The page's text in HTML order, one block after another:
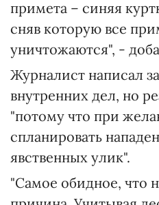
примета – синяя
сняв которую все
уничтожаются", -
Журналист написал
внутренних дел, но
"потому что при
спланировать
явственных улик".
"Самое обидное, что